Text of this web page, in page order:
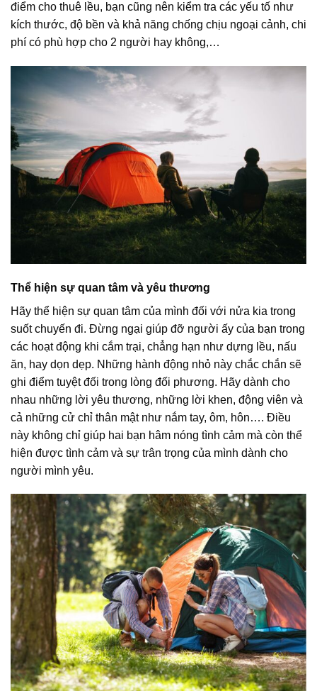
điểm cho thuê lều, bạn cũng nên kiểm tra các yếu tố như
kích thước, độ bền và khả năng chống chịu ngoại cảnh, chi
phí có phù hợp cho 2 người hay không,…
Thể hiện sự quan tâm và yêu thương
Hãy thể hiện sự quan tâm của mình đối với nửa kia trong
suốt chuyến đi. Đừng ngại giúp đỡ người ấy của bạn trong
các hoạt động khi cắm trại, chẳng hạn như dựng lều, nấu
ăn, hay dọn dẹp. Những hành động nhỏ này chắc chắn sẽ
ghi điểm tuyệt đối trong lòng đối phương. Hãy dành cho
nhau những lời yêu thương, những lời khen, động viên và
cả những cử chỉ thân mật như nắm tay, ôm, hôn…. Điều
này không chỉ giúp hai bạn hâm nóng tình cảm mà còn thể
hiện được tình cảm và sự trân trọng của mình dành cho
người mình yêu.